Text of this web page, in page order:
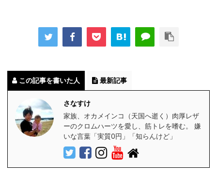
この記事を書いた人 最新記事
さなすけ
家族、オカメインコ（天国へ逝く）肉厚レザ
ーのクロムハーツを愛し、筋トレを嗜む。 嫌
いな言葉「実質0円」「知らんけど」